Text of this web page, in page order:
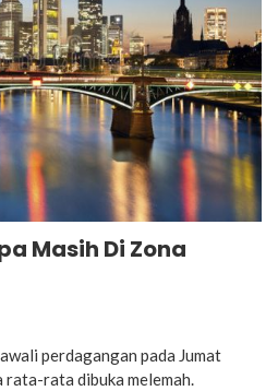
Masih Di Zona
perdagangan pada Jumat
rata dibuka melemah.